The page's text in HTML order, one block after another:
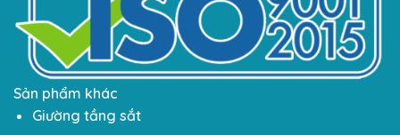
Sản phẩm khác
Giường tầng sắt